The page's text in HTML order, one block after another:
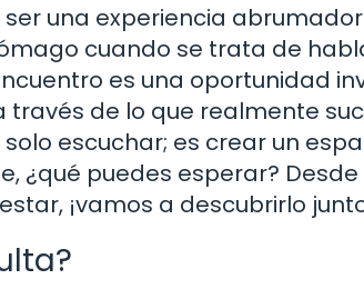
una experiencia
cuando se trata de
es una oportunidad
de lo que realmente
escuchar; es crear un
¿qué puedes esperar?
¡vamos a descubrirlo